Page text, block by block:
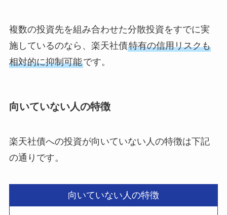
複数の投資先を組み合わせた分散投資をすでに実
施しているのなら、楽天社債特有の信用リスクも
相対的に抑制可能です。
向いていない人の特徴
楽天社債への投資が向いていない人の特徴は下記
の通りです。
向いていない人の特徴